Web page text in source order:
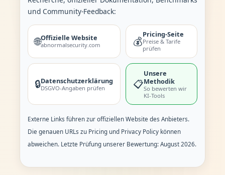
und Community-Feedback:
🌐Offizielle Website
abnormalsecurity.com 💰
Pricing-Seite
Preise & Tarife
prüfen
🔒Datenschutzerklärung
DSGVO-Angaben prüfen 📋
Unsere
Methodik
So bewerten wir
KI-Tools
Externe Links führen zur offiziellen Website des Anbieters.
Die genauen URLs zu Pricing und Privacy Policy können
abweichen. Letzte Prüfung unserer Bewertung: August 2026.